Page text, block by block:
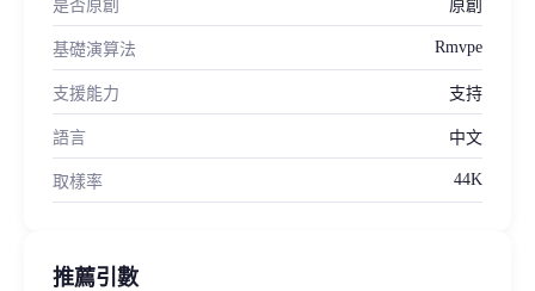
是否原創 原創
基礎演算法 Rmvpe
支援能力 支持
語言 中文
取樣率 44K
推薦引數